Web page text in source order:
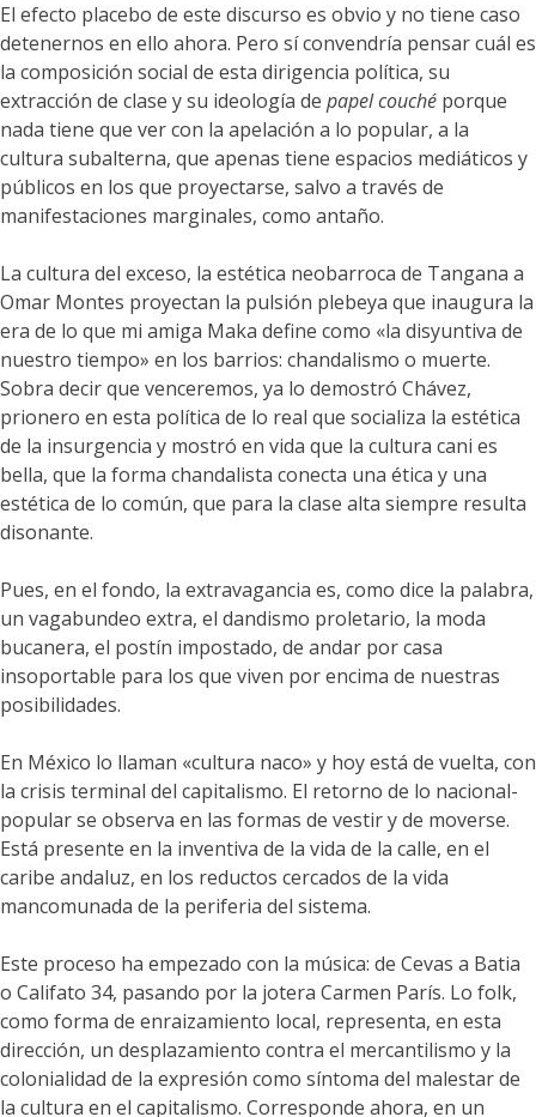
El efecto placebo de este discurso es obvio y no tiene caso
detenernos en ello ahora. Pero sí convendría pensar cuál es
la composición social de esta dirigencia política, su
extracción de clase y su ideología de papel couché porque
nada tiene que ver con la apelación a lo popular, a la
cultura subalterna, que apenas tiene espacios mediáticos y
públicos en los que proyectarse, salvo a través de
manifestaciones marginales, como antaño.
La cultura del exceso, la estética neobarroca de Tangana a
Omar Montes proyectan la pulsión plebeya que inaugura la
era de lo que mi amiga Maka define como «la disyuntiva de
nuestro tiempo» en los barrios: chandalismo o muerte.
Sobra decir que venceremos, ya lo demostró Chávez,
prionero en esta política de lo real que socializa la estética
de la insurgencia y mostró en vida que la cultura cani es
bella, que la forma chandalista conecta una ética y una
estética de lo común, que para la clase alta siempre resulta
disonante.
Pues, en el fondo, la extravagancia es, como dice la palabra,
un vagabundeo extra, el dandismo proletario, la moda
bucanera, el postín impostado, de andar por casa
insoportable para los que viven por encima de nuestras
posibilidades.
En México lo llaman «cultura naco» y hoy está de vuelta, con
la crisis terminal del capitalismo. El retorno de lo nacional-
popular se observa en las formas de vestir y de moverse.
Está presente en la inventiva de la vida de la calle, en el
caribe andaluz, en los reductos cercados de la vida
mancomunada de la periferia del sistema.
Este proceso ha empezado con la música: de Cevas a Batia
o Califato 34, pasando por la jotera Carmen París. Lo folk,
como forma de enraizamiento local, representa, en esta
dirección, un desplazamiento contra el mercantilismo y la
colonialidad de la expresión como síntoma del malestar de
la cultura en el capitalismo. Corresponde ahora, en un